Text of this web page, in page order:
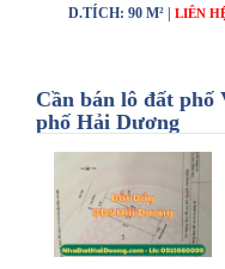
D.TÍCH: 90 M² | LIÊN
Cần bán lô đất phố
phố Hải Dương